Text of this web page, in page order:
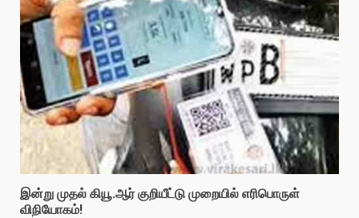
இன்று முதல் கியூ.ஆர் குறியீட்டு முறையில் எரிபொருள்
விநியோகம்!